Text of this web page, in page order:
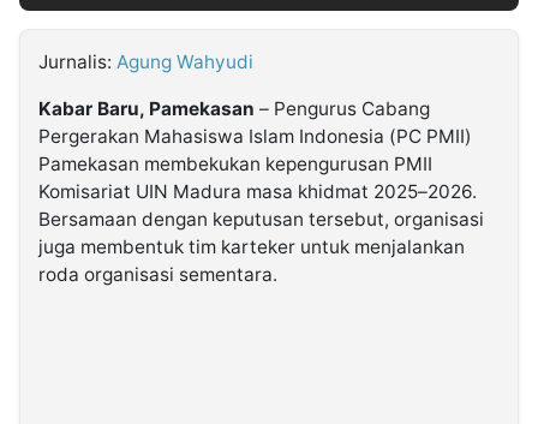
Kabarbaru.co
2026
Jurnalis: Agung Wahyudi
Kabar Baru, Pamekasan – Pengurus Cabang
Pergerakan Mahasiswa Islam Indonesia (PC PMII)
Pamekasan membekukan kepengurusan PMII
Komisariat UIN Madura masa khidmat 2025–2026.
Bersamaan dengan keputusan tersebut, organisasi
juga membentuk tim karteker untuk menjalankan
roda organisasi sementara.